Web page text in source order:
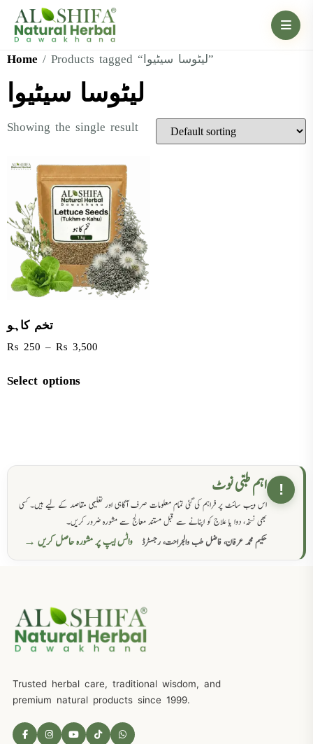
Home / Products tagged “لیٹوسا سیٹیوا”
لیٹوسا سیٹیوا
Showing the single result
تخم کاہو
₨ 250 – ₨ 3,500
Select options
! اہم طبی نوٹ
اس ویب سائٹ پر فراہم کی گئی تمام معلومات صرف آگاہی اور تعلیمی مقاصد کے لیے ہیں۔ کسی
بھی نسخہ، دوا یا علاج کو اپنانے سے قبل مستند معالج سے مشورہ ضرور کریں۔
حکیم محمد عرفان، فاضل طب والجراحت، رجسٹرڈ
واٹس ایپ پر مشورہ حاصل کریں →
Trusted herbal care, traditional wisdom, and
premium natural products since 1999.